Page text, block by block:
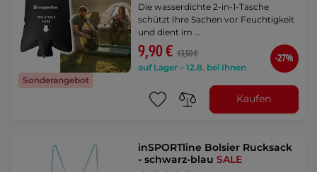
Sonderangebot
Die wasserdichte 2-in-1-Tasche
schützt Ihre Sachen vor Feuchtigkeit
und dient im …
9,90 € 13,50 €
auf Lager – 12.8. bei Ihnen
-27%
Kaufen
inSPORTline Bolsier Rucksack
- schwarz-blauSALE